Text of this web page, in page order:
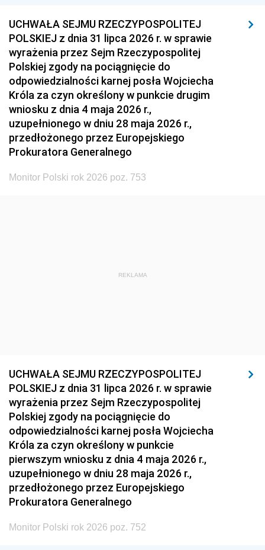
1939 1938 1937
1936 1930
UCHWAŁA SEJMU RZECZYPOSPOLITEJ
POLSKIEJ z dnia 31 lipca 2026 r. w sprawie
wyrażenia przez Sejm Rzeczypospolitej
Polskiej zgody na pociągnięcie do
odpowiedzialności karnej posła Wojciecha
Króla za czyn określony w punkcie drugim
wniosku z dnia 4 maja 2026 r.,
uzupełnionego w dniu 28 maja 2026 r.,
przedłożonego przez Europejskiego
Prokuratora Generalnego
Monitor Polski rok 2026 poz. 753
REKLAMA
UCHWAŁA SEJMU RZECZYPOSPOLITEJ
POLSKIEJ z dnia 31 lipca 2026 r. w sprawie
wyrażenia przez Sejm Rzeczypospolitej
Polskiej zgody na pociągnięcie do
odpowiedzialności karnej posła Wojciecha
Króla za czyn określony w punkcie
pierwszym wniosku z dnia 4 maja 2026 r.,
uzupełnionego w dniu 28 maja 2026 r.,
przedłożonego przez Europejskiego
Prokuratora Generalnego
Monitor Polski rok 2026 poz. 752